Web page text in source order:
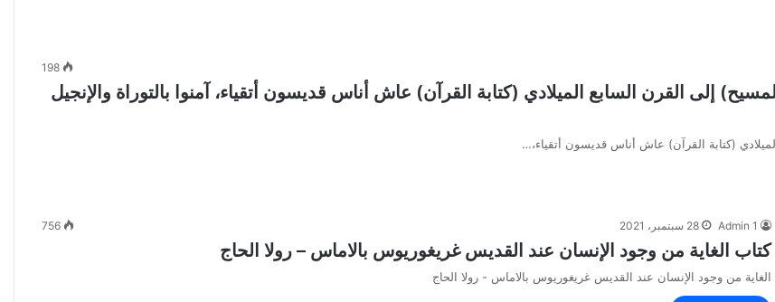
198
إلى القرن السابع الميلادي (كتابة القرآن) عاش أناس قديسون أتقياء، آمنوا بالتوراة والإنجيل
(كتابة القرآن) عاش أناس قديسون أتقياء،…
Admin 1 28 سبتمبر، 2021 756
كتاب الغاية من وجود الإنسان عند القديس غريغوريوس بالاماس – رولا الحاج
الغاية من وجود الإنسان عند القديس غريغوريوس بالاماس - رولا الحاج